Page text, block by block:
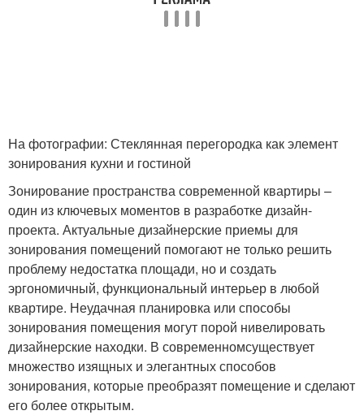
На фотографии: Стеклянная перегородка как элемент
зонирования кухни и гостиной
Зонирование пространства современной квартиры –
один из ключевых моментов в разработке дизайн-
проекта. Актуальные дизайнерские приемы для
зонирования помещений помогают не только решить
проблему недостатка площади, но и создать
эргономичный, функциональный интерьер в любой
квартире. Неудачная планировка или способы
зонирования помещения могут порой нивелировать
дизайнерские находки. В современномсуществует
множество изящных и элегантных способов
зонирования, которые преобразят помещение и сделают
его более открытым.